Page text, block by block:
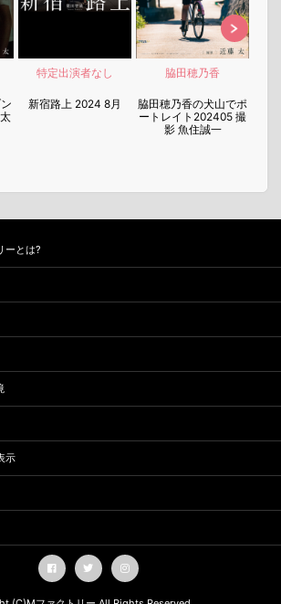
特定出演者なし
新宿路上 2024 8月
脇田穂乃香
脇田穂乃香の犬山でポ
ートレイト202405 撮
影 魚住誠一
ーとは?
示